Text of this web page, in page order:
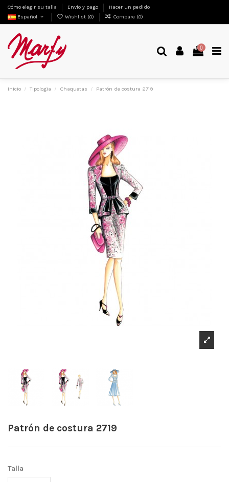
Cómo elegir su talla Envío y pago
Hacer un pedido
Español
Wishlist (0) Compare (0)
0
Inicio Tipologia Chaquetas Patrón de costura 2719
Patrón de costura 2719
Talla